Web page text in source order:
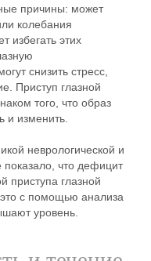
причины: может
колебания
избегать этих
снизить стресс,
Приступ глазной
того, что образ
и изменить.
неврологической и
показало, что дефицит
приступа глазной
с помощью анализа
уровень.